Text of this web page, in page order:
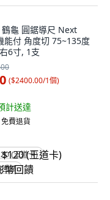
鶴龜 圓鋸導尺 Next
能付 角度切 75~135度
6寸, 1支
($2400.00/1個)
計送達
免費退貨
(王道卡)
回饋